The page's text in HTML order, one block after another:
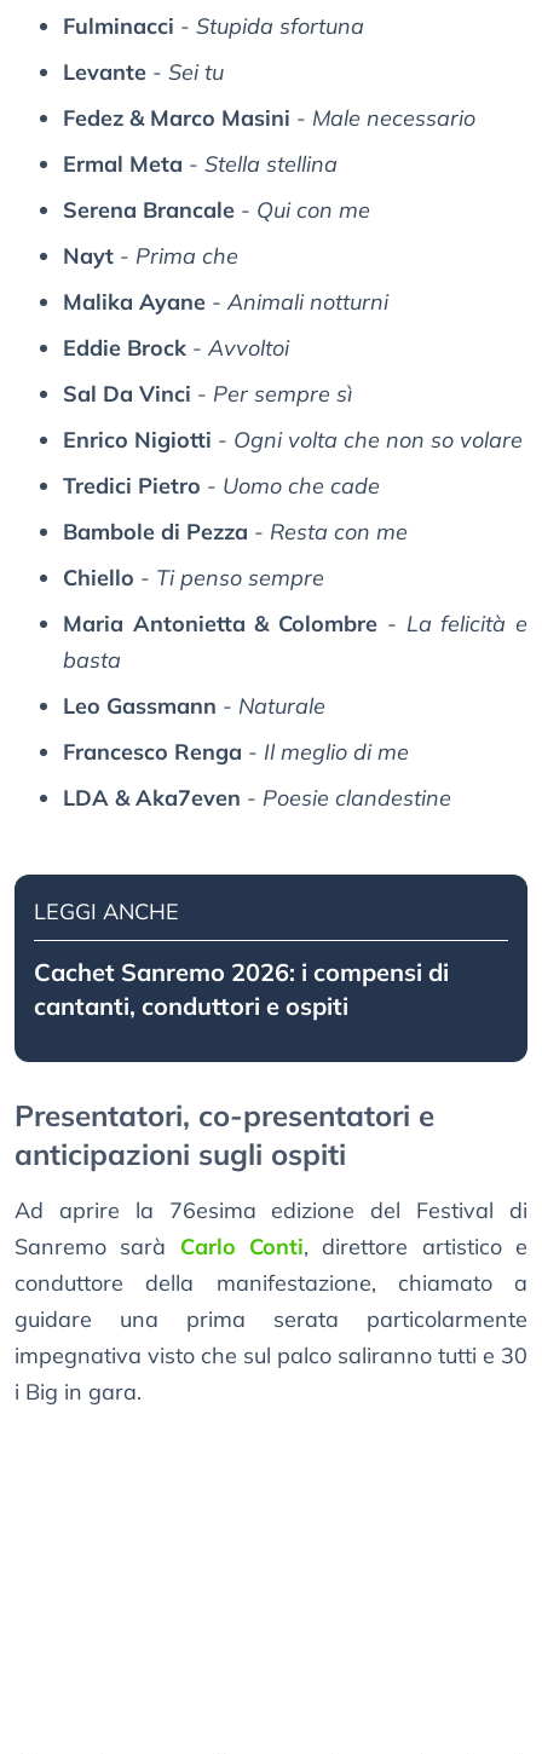
Fulminacci - Stupida sfortuna
Levante - Sei tu
Fedez & Marco Masini - Male necessario
Ermal Meta - Stella stellina
Serena Brancale - Qui con me
Nayt - Prima che
Malika Ayane -Animali notturni
Eddie Brock -Avvoltoi
Sal Da Vinci - Per sempre sì
Enrico Nigiotti - Ogni volta che non so volare
Tredici Pietro - Uomo che cade
Bambole di Pezza - Resta con me
Chiello - Ti penso sempre
Maria Antonietta & Colombre - La felicità e
basta
Leo Gassmann - Naturale
Francesco Renga - Il meglio di me
LDA & Aka7even - Poesie clandestine
LEGGI ANCHE
Cachet Sanremo 2026: i compensi di
cantanti, conduttori e ospiti
Presentatori, co-presentatori e
anticipazioni sugli ospiti
Ad aprire la 76esima edizione del Festival di
Sanremo sarà Carlo Conti, direttore artistico e
conduttore della manifestazione, chiamato a
guidare una prima serata particolarmente
impegnativa visto che sul palco saliranno tutti e 30
i Big in gara.